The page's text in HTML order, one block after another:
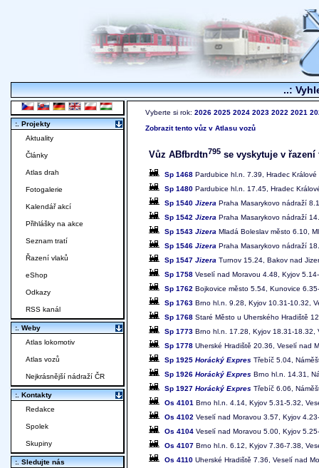
..:
Vyberte si rok: 2026 2025 2024 2023 2022 2021
Zobrazit tento vůz v Atlasu vozů
Vůz ABfbrdtn795 se vyskytuje v řazení
Sp 1468 Pardubice hl.n. 7.39, Hradec
Sp 1480 Pardubice hl.n. 17.45, Hradec
Sp 1540 Jizera Praha Masarykovo nádraží
Sp 1542 Jizera Praha Masarykovo nádraží
Sp 1543 Jizera Mladá Boleslav město 6.10,
Sp 1546 Jizera Praha Masarykovo nádraží
Sp 1547 Jizera Turnov 15.24, Bakov nad
Sp 1758 Veselí nad Moravou 4.48, Kyjov
Sp 1762 Bojkovice město 5.54, Kunovice
Sp 1763 Brno hl.n. 9.28, Kyjov 10.31-10.32,
Sp 1768 Staré Město u Uherského Hradiště
Sp 1773 Brno hl.n. 17.28, Kyjov 18.31-18.32,
Sp 1778 Uherské Hradiště 20.36, Veselí nad
Sp 1925 Horácký Expres Třebíč 5.04,
Sp 1926 Horácký Expres Brno hl.n. 14.31,
Sp 1927 Horácký Expres Třebíč 6.06,
Os 4101 Brno hl.n. 4.14, Kyjov 5.31-5.32,
Os 4102 Veselí nad Moravou 3.57, Kyjov
Os 4104 Veselí nad Moravou 5.00, Kyjov
Os 4107 Brno hl.n. 6.12, Kyjov 7.36-7.38,
Os 4110 Uherské Hradiště 7.36, Veselí nad
:. Projekty
Aktuality
Články
Atlas drah
Fotogalerie
Kalendář akcí
Přihlášky na akce
Seznam tratí
Řazení vlaků
eShop
Odkazy
RSS kanál
:. Weby
Atlas lokomotiv
Atlas vozů
Nejkrásnější nádraží ČR
:. Kontakty
Redakce
Spolek
Skupiny
:. Sledujte nás